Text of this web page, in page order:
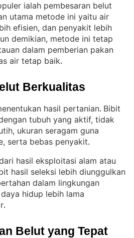
ialah pembesaran belut
utama metode ini yaitu air
efisien, dan penyakit lebih
demikian, metode ini tetap
dalam pemberian pakan
air tetap baik.
Berkualitas
hasil pertanian. Bibit
tubuh yang aktif, tidak
ukuran seragam guna
serta bebas penyakit.
hasil eksploitasi alam atau
hasil seleksi lebih diunggulkan
dalam lingkungan
hidup lebih lama
.
Belut yang Tepat